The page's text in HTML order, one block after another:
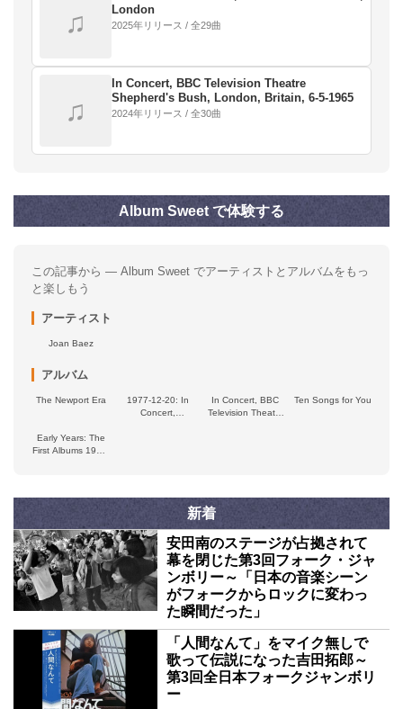
♫
London
2025年リリース / 全29曲
♫
In Concert, BBC Television Theatre
Shepherd's Bush, London, Britain, 6-5-1965
2024年リリース / 全30曲
Album Sweet で体験する
この記事から — Album Sweet でアーティストとアルバムをもっ
と楽しもう
アーティスト
Joan Baez
アルバム
The Newport Era
1977-12-20: In
Concert,
In Concert, BBC
Television Theatre
Ten Songs for You
Early Years: The
First Albums 1959-
新着
安田南のステージが占拠されて
幕を閉じた第3回フォーク・ジャ
ンボリー～「日本の音楽シーン
がフォークからロックに変わっ
た瞬間だった」
「人間なんて」をマイク無しで
歌って伝説になった吉田拓郎～
第3回全日本フォークジャンボリ
ー